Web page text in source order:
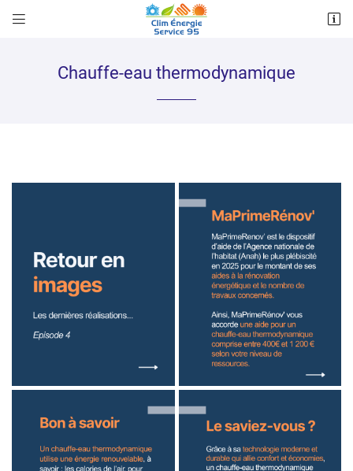
 
07 86 88 01 29
Recopier le code ci-contre
Rafraîchir le captcha
En cochant cette case, vous consentez à recevoir nos propositions commerciales à
utilisantle formulaire de désinscription
Chauffe-eau thermodynamique